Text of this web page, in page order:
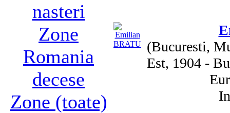
nasteri
Zone
Romania
decese
Zone (toate)
(Bucuresti,
Est, 1904 -